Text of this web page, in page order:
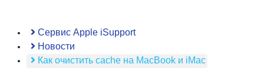
Сервис Apple iSupport
Новости
Как очистить cache на MacBook и iMac